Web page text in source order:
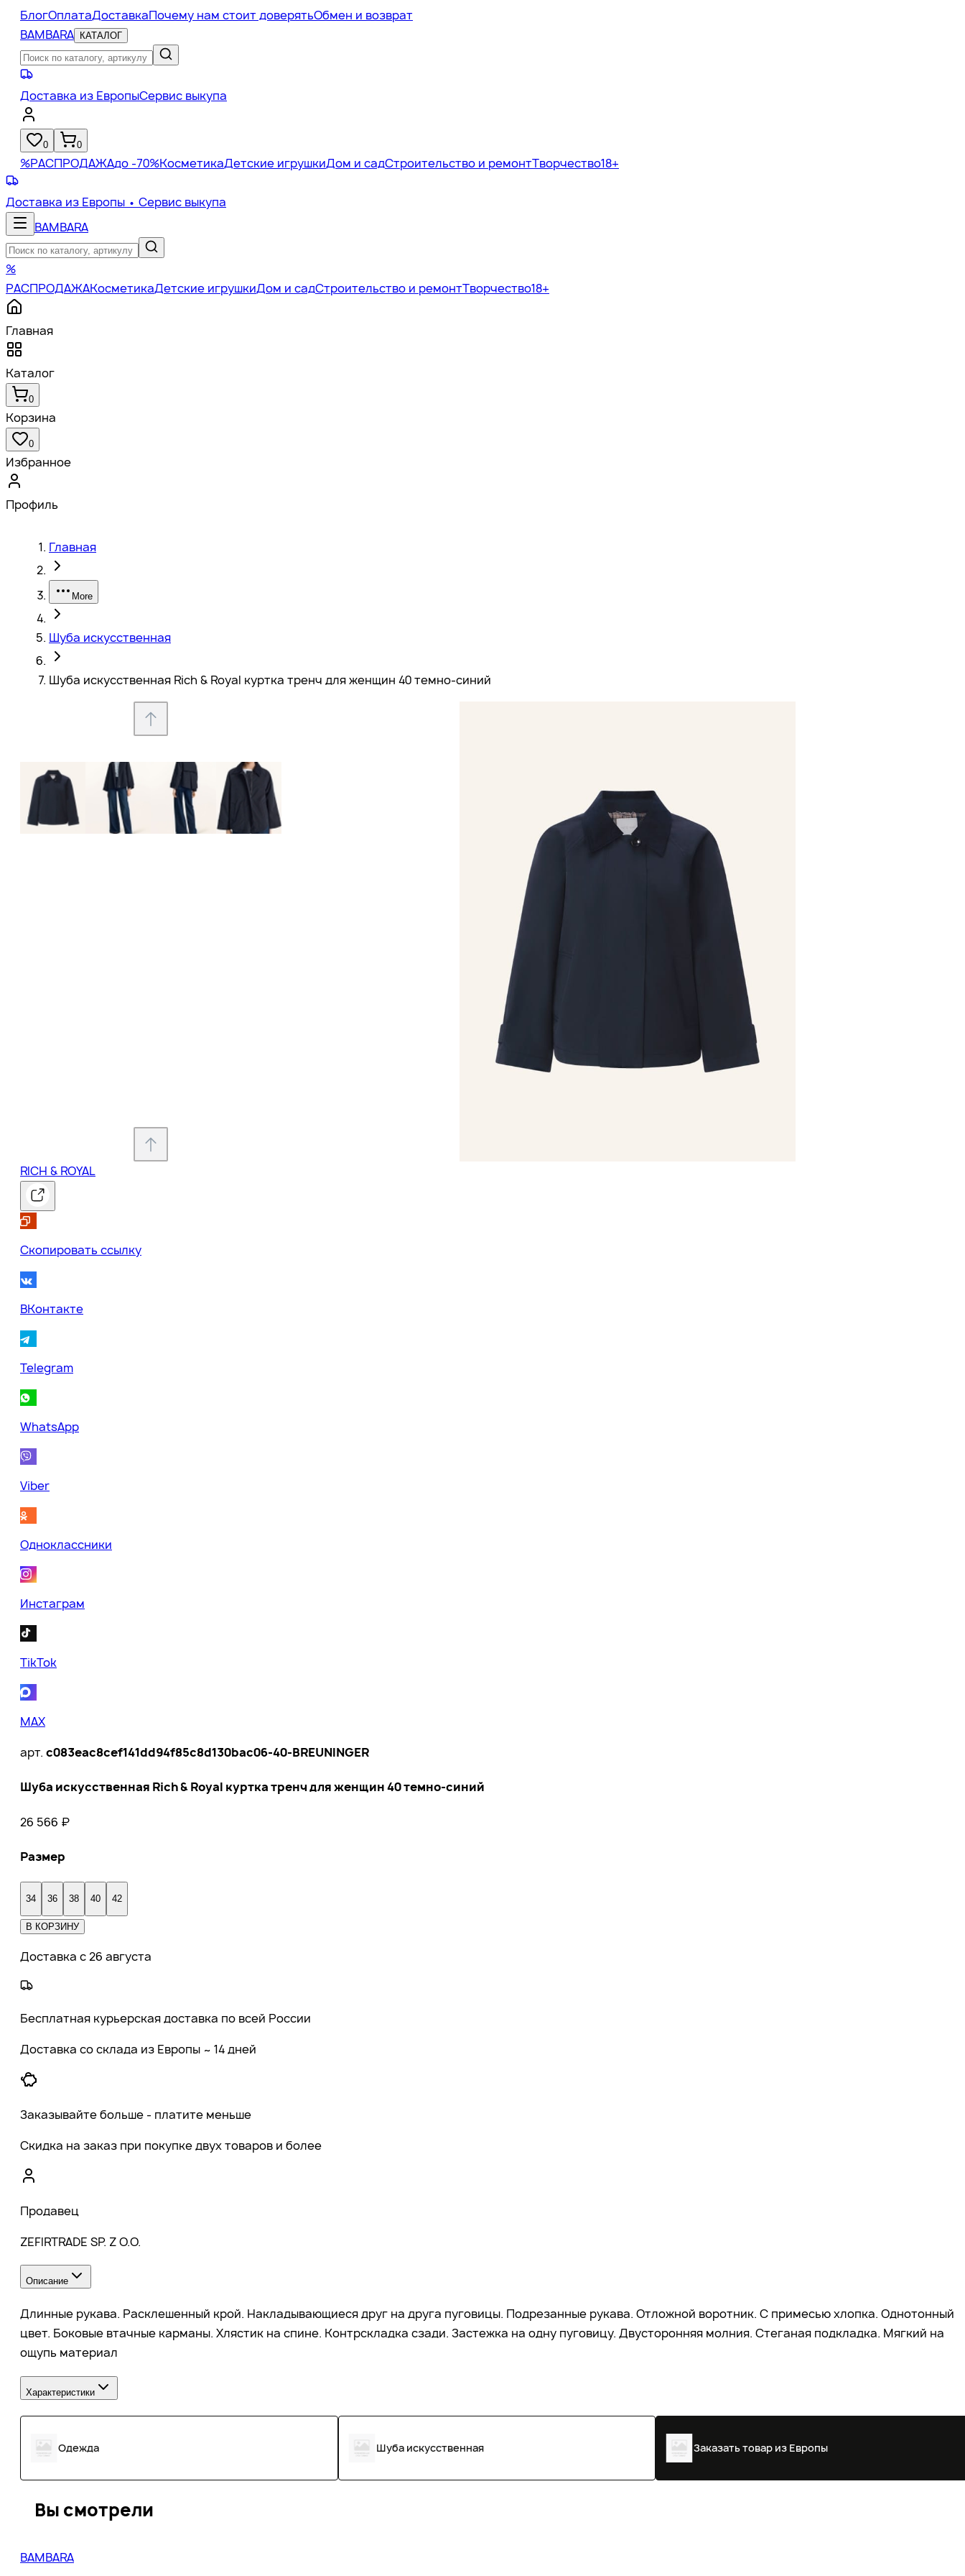
БлогОплатаДоставкаПочему нам стоит доверятьОбмен и возврат
BAMBARA
КАТАЛОГ
Доставка из ЕвропыСервис выкупа
0 0
%РАСПРОДАЖАдо -70%КосметикаДетские игрушкиДом и садСтроительство и ремонтТворчество18+
Доставка из Европы • Сервис выкупа
BAMBARA
%
РАСПРОДАЖАКосметикаДетские игрушкиДом и садСтроительство и ремонтТворчество18+
Главная
Каталог
0
Корзина
0
Избранное
Профиль
Главная
More
Шуба искусственная
Шуба искусственная Rich & Royal куртка тренч для женщин 40 темно-синий
RICH & ROYAL
Скопировать ссылку
ВКонтакте
Telegram
WhatsApp
Viber
Одноклассники
Инстаграм
TikTok
MAX
арт. c083eac8cef141dd94f85c8d130bac06-40-BREUNINGER
Шуба искусственная Rich & Royal куртка тренч для женщин 40 темно-синий
26 566 ₽
Размер
34 36 38 40 42
В КОРЗИНУ
Доставка с 26 августа
Бесплатная курьерская доставка по всей России
Доставка со склада из Европы ~ 14 дней
Заказывайте больше - платите меньше
Скидка на заказ при покупке двух товаров и более
Продавец
ZEFIRTRADE SP. Z O.O.
Описание
Длинные рукава. Расклешенный крой. Накладывающиеся друг на друга пуговицы. Подрезанные рукава. Отложной воротник. С примесью хлопка. Однотонный
цвет. Боковые втачные карманы. Хлястик на спине. Контрскладка сзади. Застежка на одну пуговицу. Двусторонняя молния. Стеганая подкладка. Мягкий на
ощупь материал
Характеристики
Одежда Шуба искусственная Заказать товар из Европы
Вы смотрели
BAMBARA